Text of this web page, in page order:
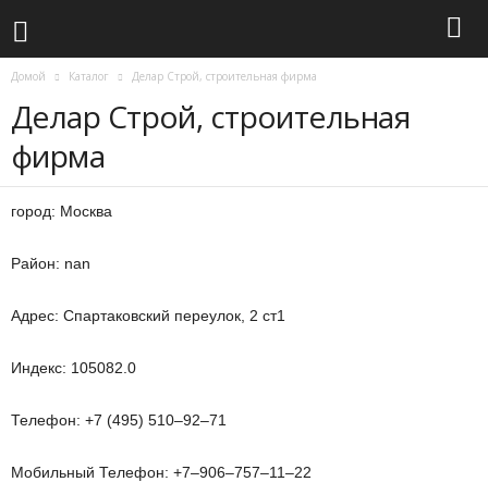
Домой Каталог Делар Строй, строительная фирма
Делар Строй, строительная
фирма
город: Москва
Район: nan
Адрес: Спартаковский переулок, 2 ст1
Индекс: 105082.0
Телефон: +7 (495) 510‒92‒71
Мобильный Телефон: +7‒906‒757‒11‒22